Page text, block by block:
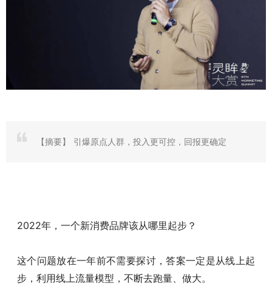
【摘要】 引爆原点人群，投入更可控，回报更确定
2022年，一个新消费品牌该从哪里起步？
这个问题放在一年前不需要探讨，答案一定是从线上起
步，利用线上流量模型，不断去跑量、做大。